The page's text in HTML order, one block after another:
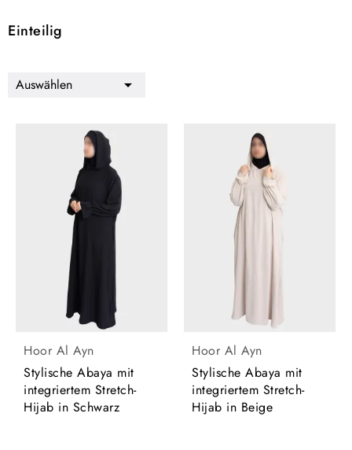
Einteilig
Auswählen 
Hoor Al Ayn
Stylische Abaya mit
integriertem Stretch-
Hijab in Schwarz
Hoor Al Ayn
Stylische Abaya mit
integriertem Stretch-
Hijab in Beige